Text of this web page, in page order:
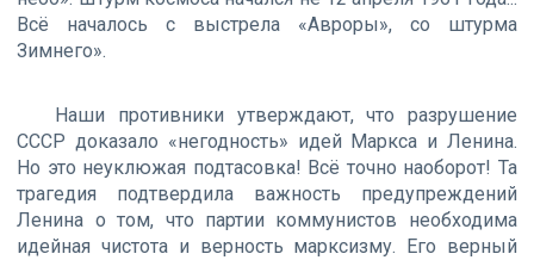
Всё началось с выстрела «Авроры», со штурма
Зимнего».
Наши противники утверждают, что разрушение
СССР доказало «негодность» идей Маркса и Ленина.
Но это неуклюжая подтасовка! Всё точно наоборот! Та
трагедия подтвердила важность предупреждений
Ленина о том, что партии коммунистов необходима
идейная чистота и верность марксизму. Его верный